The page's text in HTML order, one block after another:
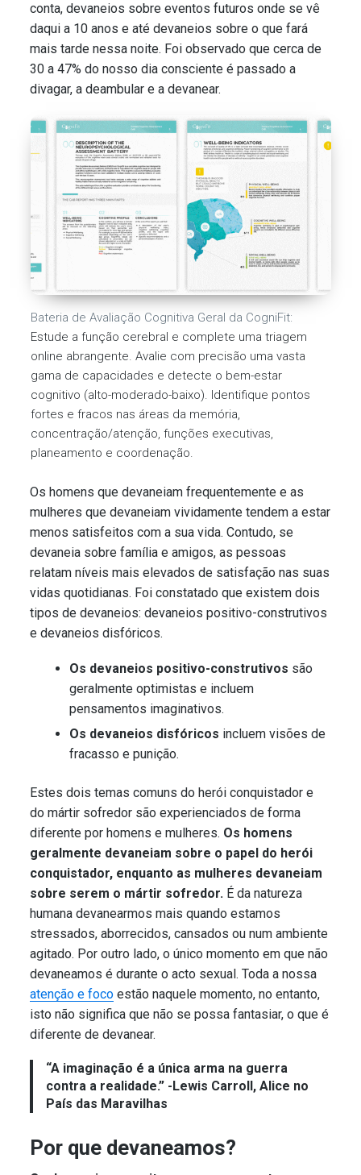
conta, devaneios sobre eventos futuros onde se vê
daqui a 10 anos e até devaneios sobre o que fará
mais tarde nessa noite. Foi observado que cerca de
30 a 47% do nosso dia consciente é passado a
divagar, a deambular e a devanear.
Bateria de Avaliação Cognitiva Geral da CogniFit:
Estude a função cerebral e complete uma triagem
online abrangente. Avalie com precisão uma vasta
gama de capacidades e detecte o bem-estar
cognitivo (alto-moderado-baixo). Identifique pontos
fortes e fracos nas áreas da memória,
concentração/atenção, funções executivas,
planeamento e coordenação.
Os homens que devaneiam frequentemente e as
mulheres que devaneiam vividamente tendem a estar
menos satisfeitos com a sua vida. Contudo, se
devaneia sobre família e amigos, as pessoas
relatam níveis mais elevados de satisfação nas suas
vidas quotidianas. Foi constatado que existem dois
tipos de devaneios:devaneios positivo-construtivos
e devaneios disfóricos.
Os devaneios positivo-construtivos são
geralmente optimistas e incluem
pensamentos imaginativos.
Os devaneios disfóricos incluem visões de
fracasso e punição.
Estes dois temas comuns do herói conquistador e
do mártir sofredor são experienciados de forma
diferente por homens e mulheres. Os homens
geralmente devaneiam sobre o papel do herói
conquistador, enquanto as mulheres devaneiam
sobre serem o mártir sofredor. É da natureza
humana devanearmos mais quando estamos
stressados, aborrecidos, cansados ou num ambiente
agitado. Por outro lado, o único momento em que não
devaneamos é durante o acto sexual. Toda a nossa
atenção e foco estão naquele momento, no entanto,
isto não significa que não se possa fantasiar, o que é
diferente de devanear.
“A imaginação é a única arma na guerra
contra a realidade.” -Lewis Carroll, Alice no
País das Maravilhas
Por que devaneamos?